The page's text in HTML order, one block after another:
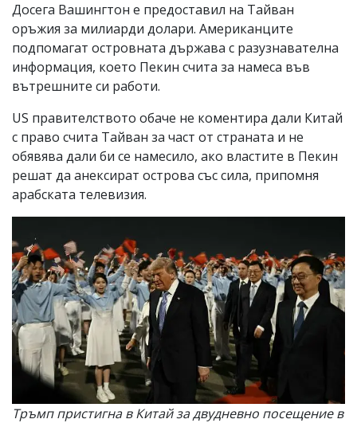
Досега Вашингтон е предоставил на Тайван
оръжия за милиарди долари. Американците
подпомагат островната държава с разузнавателна
информация, което Пекин счита за намеса във
вътрешните си работи.
US правителството обаче не коментира дали Китай
с право счита Тайван за част от страната и не
обявява дали би се намесило, ако властите в Пекин
решат да анексират острова със сила, припомня
арабската телевизия.
Тръмп пристигна в Китай за двудневно посещение в